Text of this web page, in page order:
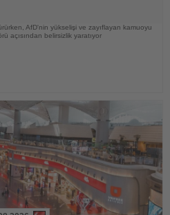
AfD'nin yükselişi ve zayıflayan kamuoyu
açısından belirsizlik yaratıyor